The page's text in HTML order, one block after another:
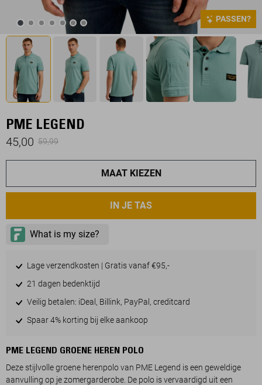
PASSEN?
PME LEGEND
45,00 59,99
MAAT KIEZEN
IN JE TAS
Lage verzendkosten | Gratis vanaf €95,-
21 dagen bedenktijd
Veilig betalen: iDeal, Billink, PayPal, creditcard
Spaar 4% korting bij elke aankoop
PME LEGEND GROENE HEREN POLO
Deze stijlvolle groene herenpolo van PME Legend is een geweldige
aanvulling op je zomergarderobe. De polo is vervaardigd uit een